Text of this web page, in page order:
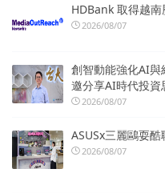
HDBank 取得越
2026/08/07
創智動能強化AI與
邀分享AI時代投資
2026/08/07
ASUSx三麗鷗耍
2026/08/07